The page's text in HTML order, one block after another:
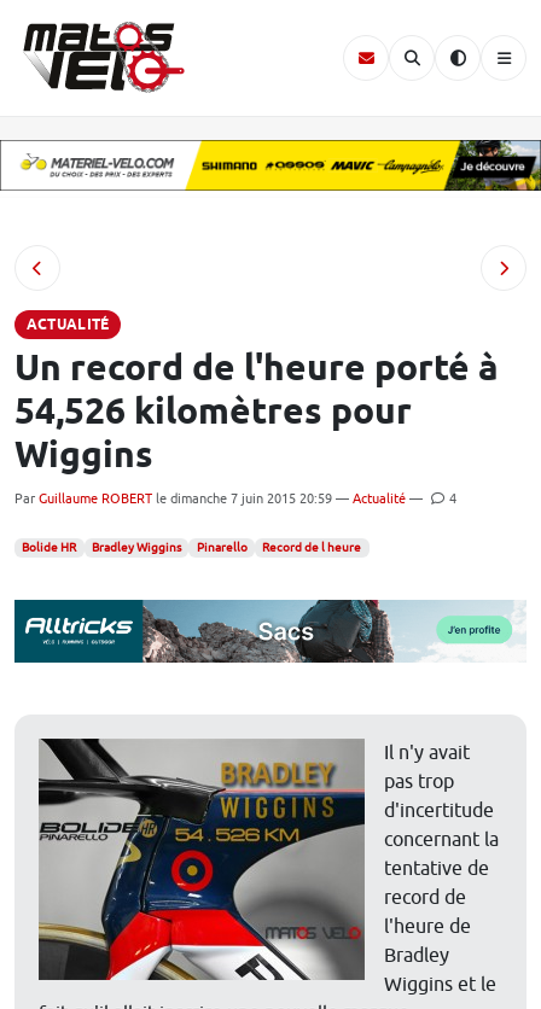
ACTUALITÉ
Un record de l'heure porté à
54,526 kilomètres pour
Wiggins
Par Guillaume ROBERT le dimanche 7 juin 2015 20:59 — Actualité — 4
Bolide HR Bradley Wiggins Pinarello Record de l heure
Il n'y avait
pas trop
d'incertitude
concernant la
tentative de
record de
l'heure de
Bradley
Wiggins et le